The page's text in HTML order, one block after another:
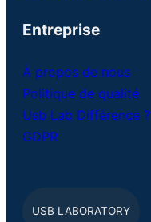
Entreprise
À propos de nous
Politique de qualité
Usb Lab Différence ?
GDPR
USB LABORATORY